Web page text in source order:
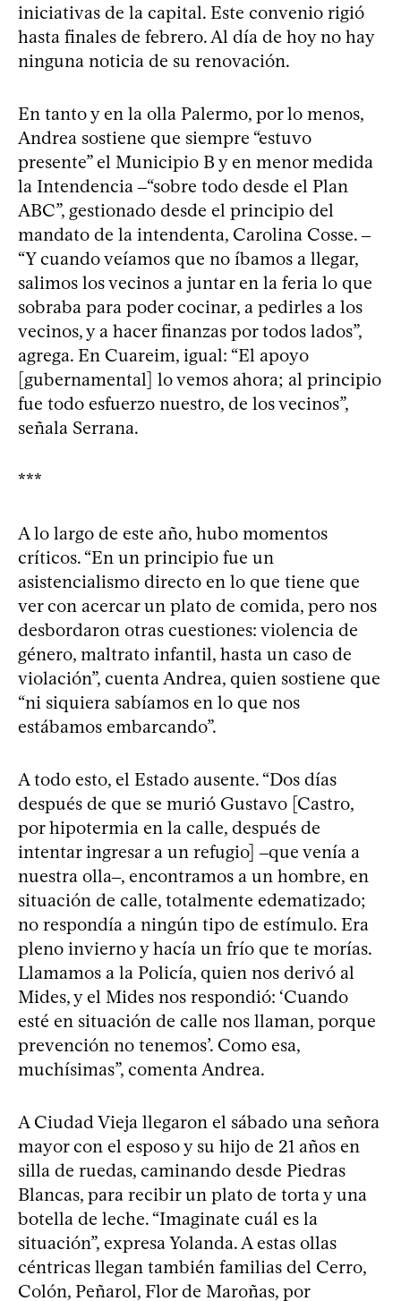
iniciativas de la capital. Este convenio rigió
hasta finales de febrero. Al día de hoy no hay
ninguna noticia de su renovación.
En tanto y en la olla Palermo, por lo menos,
Andrea sostiene que siempre “estuvo
presente” el Municipio B y en menor medida
la Intendencia ‒“sobre todo desde el Plan
ABC”, gestionado desde el principio del
mandato de la intendenta, Carolina Cosse. ‒
“Y cuando veíamos que no íbamos a llegar,
salimos los vecinos a juntar en la feria lo que
sobraba para poder cocinar, a pedirles a los
vecinos, y a hacer finanzas por todos lados”,
agrega. En Cuareim, igual: “El apoyo
[gubernamental] lo vemos ahora; al principio
fue todo esfuerzo nuestro, de los vecinos”,
señala Serrana.
***
A lo largo de este año, hubo momentos
críticos. “En un principio fue un
asistencialismo directo en lo que tiene que
ver con acercar un plato de comida, pero nos
desbordaron otras cuestiones: violencia de
género, maltrato infantil, hasta un caso de
violación”, cuenta Andrea, quien sostiene que
“ni siquiera sabíamos en lo que nos
estábamos embarcando”.
A todo esto, el Estado ausente. “Dos días
después de que se murió Gustavo [Castro,
por hipotermia en la calle, después de
intentar ingresar a un refugio] ‒que venía a
nuestra olla‒, encontramos a un hombre, en
situación de calle, totalmente edematizado;
no respondía a ningún tipo de estímulo. Era
pleno invierno y hacía un frío que te morías.
Llamamos a la Policía, quien nos derivó al
Mides, y el Mides nos respondió: ‘Cuando
esté en situación de calle nos llaman, porque
prevención no tenemos’. Como esa,
muchísimas”, comenta Andrea.
A Ciudad Vieja llegaron el sábado una señora
mayor con el esposo y su hijo de 21 años en
silla de ruedas, caminando desde Piedras
Blancas, para recibir un plato de torta y una
botella de leche. “Imaginate cuál es la
situación”, expresa Yolanda. A estas ollas
céntricas llegan también familias del Cerro,
Colón, Peñarol, Flor de Maroñas, por